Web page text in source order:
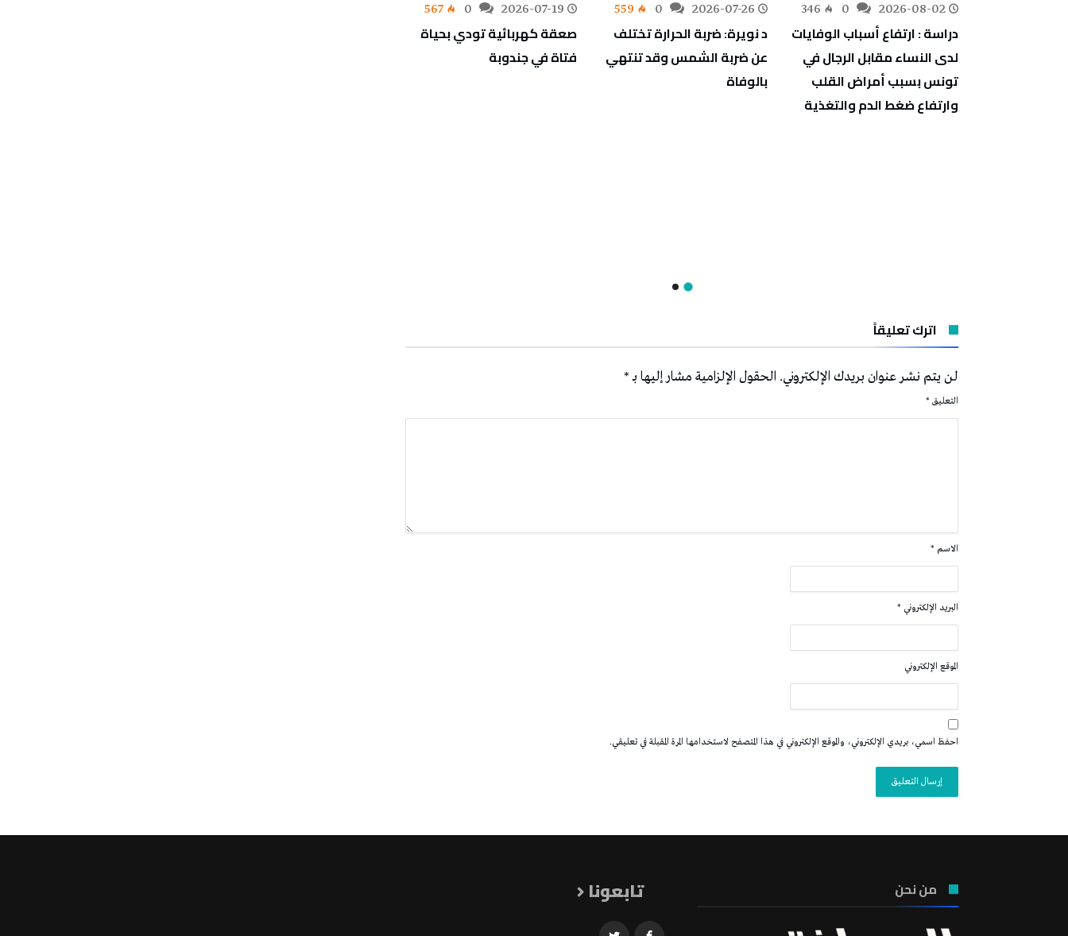
2026-08-02
346
دراسة : ارتفاع أسباب الوفايات
لدى النساء مقابل الرجال في
تونس بسبب أمراض القلب
وارتفاع ضغط الدم والتغذية
2026-07-26
559
د نويرة: ضربة الحرارة تختلف
عن ضربة الشمس وقد تنتهي
بالوفاة
2026-07-19
567
صعقة كهربائية تودي بحياة
فتاة في جندوبة
اترك تعليقاً
لن يتم نشر عنوان بريدك الإلكتروني. الحقول الإلزامية مشار إليها بـ*
التعليق *
الاسم *
البريد الإلكتروني *
الموقع الإلكتروني
احفظ اسمي، بريدي الإلكتروني، والموقع الإلكتروني في هذا المتصفح لاستخدامها المرة المقبلة في تعليقي.
من نحن تابعونا